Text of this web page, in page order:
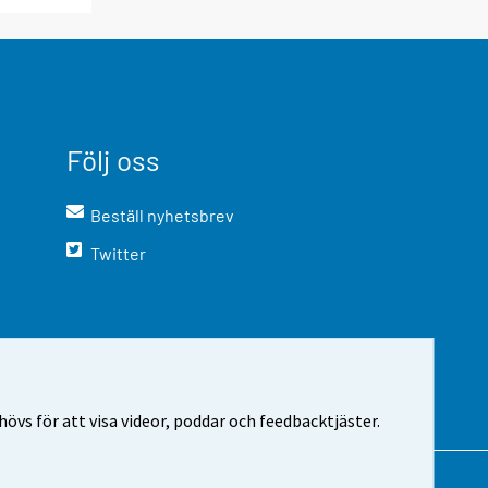
för att visa videor, poddar och feedbacktjäster.
Följ oss
Beställ nyhetsbrev
Twitter